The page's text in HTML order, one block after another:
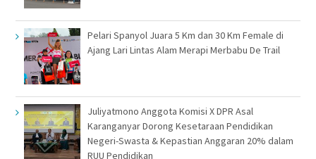
Pelari Spanyol Juara 5 Km dan 30 Km Female di
Ajang Lari Lintas Alam Merapi Merbabu De Trail
Juliyatmono Anggota Komisi X DPR Asal
Karanganyar Dorong Kesetaraan Pendidikan
Negeri-Swasta & Kepastian Anggaran 20% dalam
RUU Pendidikan